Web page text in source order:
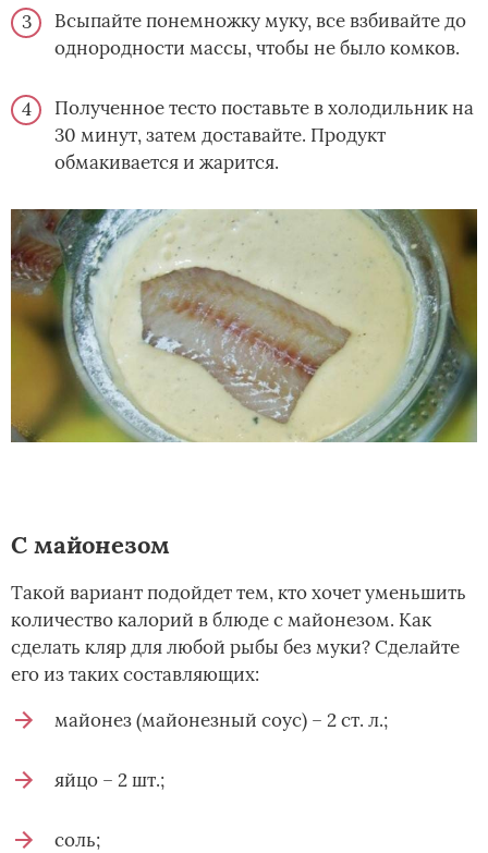
Всыпайте понемножку муку, все взбивайте до
однородности массы, чтобы не было комков.
Полученное тесто поставьте в холодильник на
30 минут, затем доставайте. Продукт
обмакивается и жарится.
С майонезом
Такой вариант подойдет тем, кто хочет уменьшить
количество калорий в блюде с майонезом. Как
сделать кляр для любой рыбы без муки? Сделайте
его из таких составляющих:
майонез (майонезный соус) – 2 ст. л.;
яйцо – 2 шт.;
соль;